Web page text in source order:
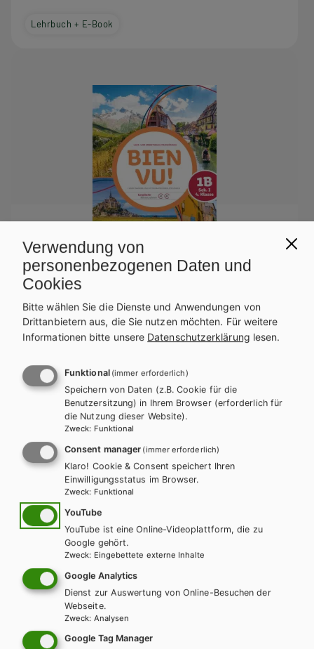
Lehrbuch + E-Book
AHS-U MS
Bien vu! Sek. I, 1B (4. Klasse), Lehr- und
Book Solo
Lehrbuch + E-Book
Verwendung von
personenbezogenen Daten und
Cookies
Bitte wählen Sie die Dienste und Anwendungen von
Drittanbietern aus, die Sie nutzen möchten. Für weitere
Informationen bitte unsere Datenschutzerklärung lesen.
Funktional (immer erforderlich)
Speichern von Daten (z.B. Cookie für die
Benutzersitzung) in Ihrem Browser (erforderlich für
die Nutzung dieser Website).
Zweck: Funktional
Consent manager (immer erforderlich)
Klaro! Cookie & Consent speichert Ihren
Einwilligungsstatus im Browser.
Zweck: Funktional
YouTube
YouTube ist eine Online-Videoplattform, die zu
Google gehört.
Zweck: Eingebettete externe Inhalte
Google Analytics
Dienst zur Auswertung von Online-Besuchen der
Webseite.
Zweck: Analysen
Google Tag Manager